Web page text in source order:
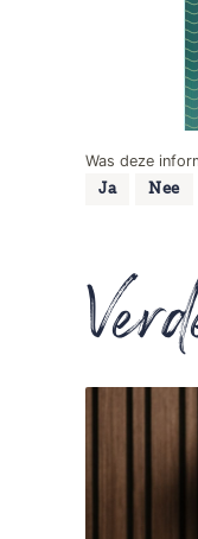
Was deze
Ja Nee